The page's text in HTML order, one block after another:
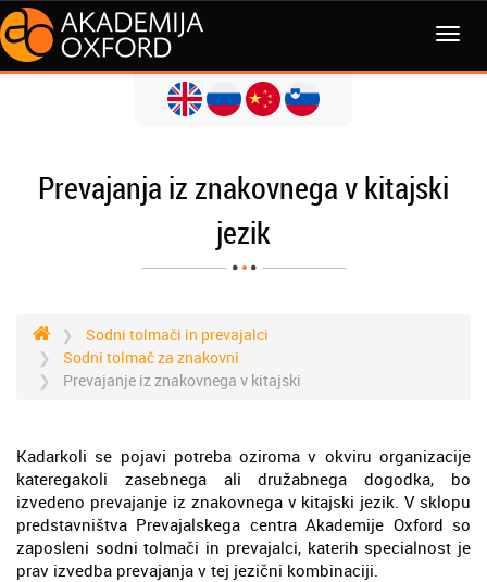
MENI
Prevajanja iz znakovnega v kitajski
jezik
Sodni tolmači in prevajalci
Sodni tolmač za znakovni
Prevajanje iz znakovnega v kitajski
Kadarkoli se pojavi potreba oziroma v okviru organizacije
kateregakoli zasebnega ali družabnega dogodka, bo
izvedeno prevajanje iz znakovnega v kitajski jezik. V sklopu
predstavništva Prevajalskega centra Akademije Oxford so
zaposleni sodni tolmači in prevajalci, katerih specialnost je
prav izvedba prevajanja v tej jezični kombinaciji.